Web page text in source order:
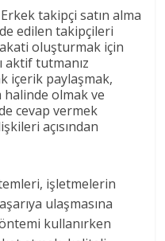
takipçi satın alma
edilen takipçileri
oluşturmak için
aktif tutmanız
içerik paylaşmak,
olmak ve
cevap vermek
açısından
işletmelerin
ulaşmasına
kullanırken